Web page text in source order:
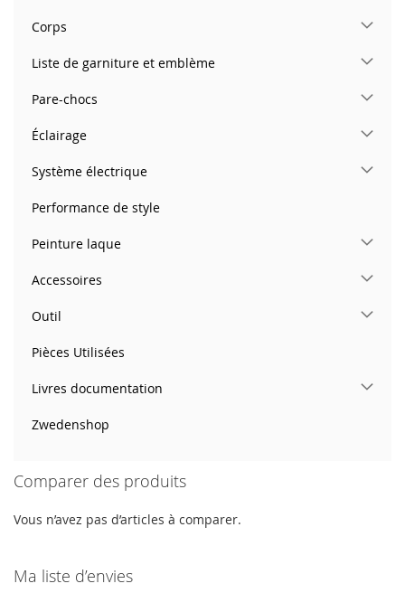
Corps
Liste de garniture et emblème
Pare-chocs
Éclairage
Système électrique
Performance de style
Peinture laque
Accessoires
Outil
Pièces Utilisées
Livres documentation
Zwedenshop
Comparer des produits
Vous n’avez pas d’articles à comparer.
Ma liste d’envies